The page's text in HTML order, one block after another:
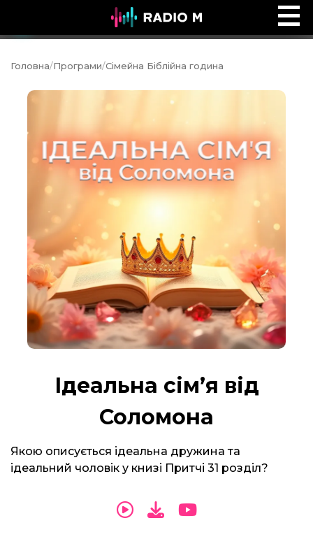
Ефір Radio M
Головна/Програми/Сімейна Біблійна година
Ідеальна сімʼя від
Соломона
Якою описується ідеальна дружина та
ідеальний чоловік у книзі Притчі 31 розділ?